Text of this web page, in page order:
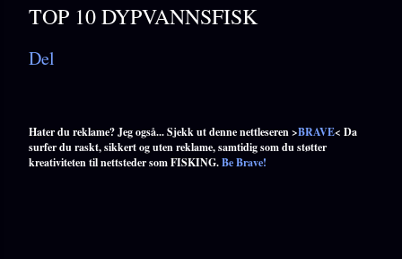
TOP 10 DYPVANNSFISK
Del
Hater du reklame? Jeg også... Sjekk ut denne nettleseren >BRAVE< Da
surfer du raskt, sikkert og uten reklame, samtidig som du støtter
kreativiteten til nettsteder som FISKING.Be Brave!